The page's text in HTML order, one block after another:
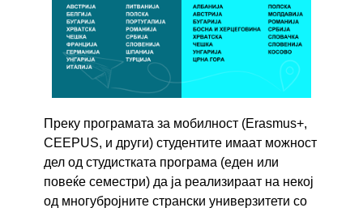
Преку програмата за мобилност (Erasmus+,
CEEPUS, и други) студентите имаат можност
дел од студистката програма (еден или
повеќе семестри) да ја реализираат на некој
од многубројните странски универзитети со